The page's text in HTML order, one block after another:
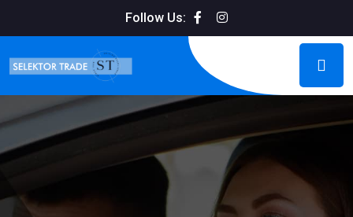
Follow Us: